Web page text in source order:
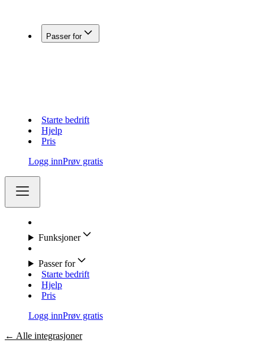
Passer for
Starte bedrift
Hjelp
Pris
Logg innPrøv gratis
Funksjoner
Passer for
Starte bedrift
Hjelp
Pris
Logg innPrøv gratis
← Alle integrasjoner